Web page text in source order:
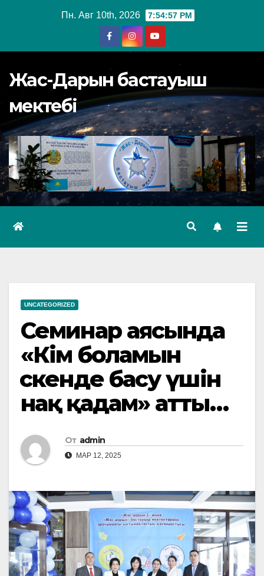
Пн. Авг 10th, 2026 7:54:59 PM
Жас-Дарын бастауыш
мектебі
UNCATEGORIZED
Семинар аясында
«Кім боламын
өскенде басу үшін
нақ қадам» атты…
От admin
МАР 12, 2025